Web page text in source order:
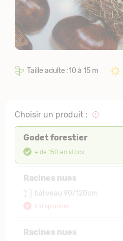
Taille adulte :10 à 15 m
Choisir un produit :
Godet forestier
+ de 150 en stock
Racines nues
baliveau 90/120cm
Indisponible
Racines nues